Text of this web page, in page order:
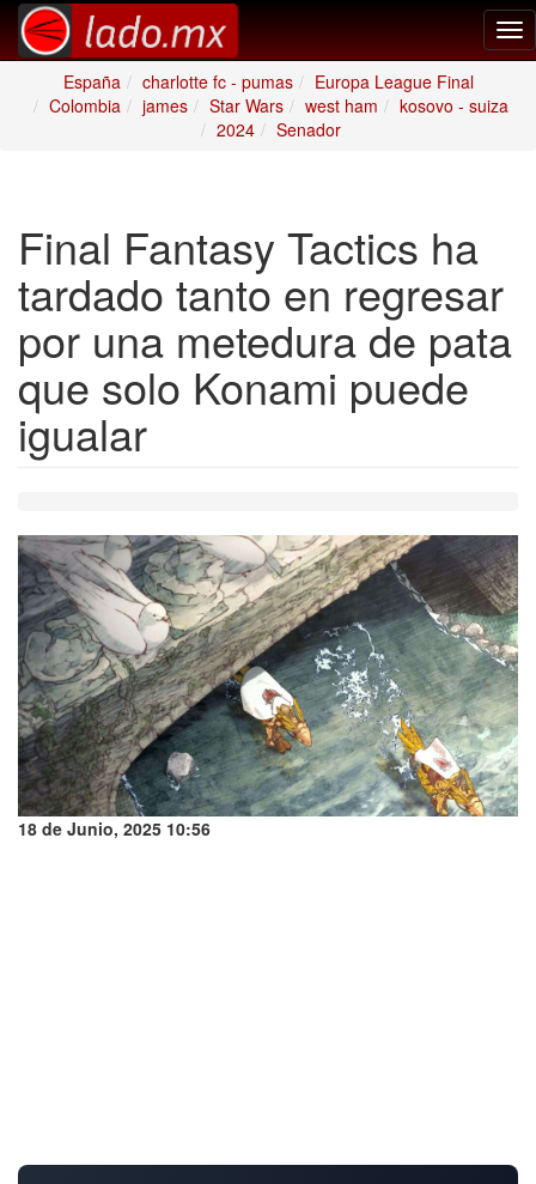
España
charlotte fc - pumas
Europa League Final
Colombia
james Star Wars west ham
kosovo - suiza
2024
Senador
Final Fantasy Tactics ha
tardado tanto en regresar
por una metedura de pata
que solo Konami puede
igualar
18 de Junio, 2025 10:56